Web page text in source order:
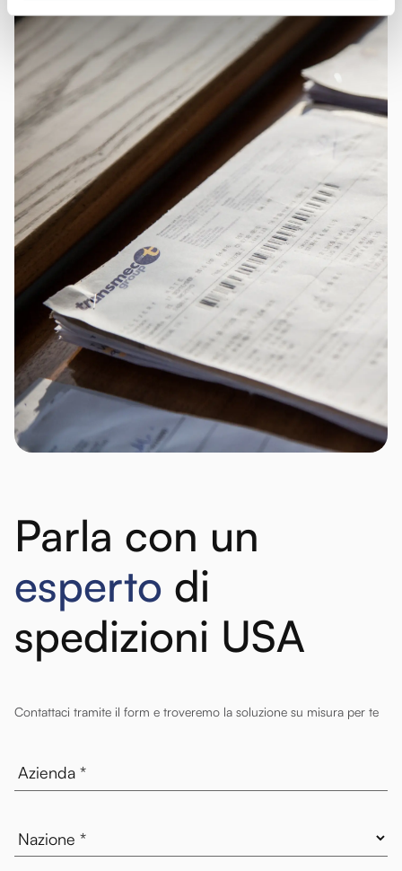
Parla con un
esperto di
spedizioni USA
Contattaci tramite il form e troveremo la soluzione su misura per te